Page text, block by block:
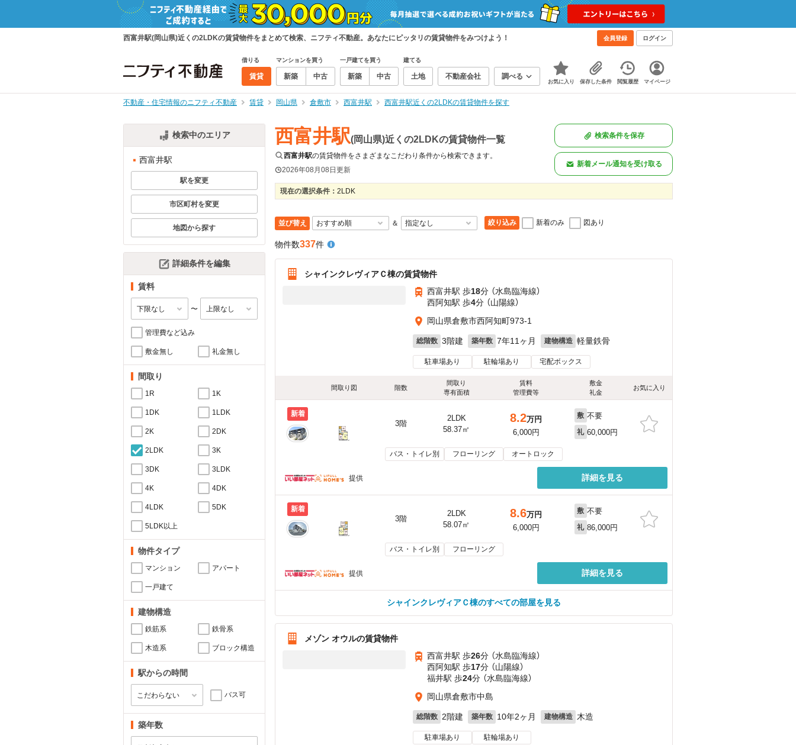
西富井駅(岡山県)近くの2LDKの賃貸物件をまとめて検索、ニフティ不動産。あなたにピッタリの賃貸物件をみつけよう！ 会員登録 ログイン
借りる
賃貸
マンションを買う
新築 中古
一戸建てを買う
新築 中古
建てる
土地 不動産会社 調べる
お気に入り 保存した条件 閲覧履歴 マイページ
不動産・住宅情報のニフティ不動産 賃貸 岡山県 倉敷市 西富井駅 西富井駅近くの2LDKの賃貸物件を探す
検索中のエリア
西富井駅
駅を変更
市区町村を変更
地図から探す
詳細条件を編集
賃料
〜
管理費など込み
敷金無し 礼金無し
間取り
1R 1K
1DK 1LDK
2K 2DK
2LDK 3K
3DK 3LDK
4K 4DK
4LDK 5DK
5LDK以上
物件タイプ
マンション アパート
一戸建て
建物構造
鉄筋系 鉄骨系
木造系 ブロック構造
駅からの時間
バス可
築年数
西富井駅(岡山県)近くの2LDKの賃貸物件一覧
西富井駅の賃貸物件をさまざまなこだわり条件から検索できます。
2026年08月08日更新
検索条件を保存
新着メール通知を受け取る
現在の選択条件： 2LDK
並び替え ＆ 絞り込み 新着のみ 図あり
物件数337件
シャインクレヴィアＣ棟の賃貸物件
西富井駅 歩18分 （水島臨海線）
西阿知駅 歩4分 （山陽線）
岡山県倉敷市西阿知町973-1
総階数 3階建 築年数 7年11ヶ月 建物構造 軽量鉄骨
駐車場あり 駐輪場あり 宅配ボックス
間取り図 階数
間取り
専有面積
賃料
管理費等
敷金
礼金
お気に入り
新着
3階
2LDK
58.37㎡
8.2万円
6,000円
敷 不要
礼 60,000円
バス・トイレ別 フローリング オートロック
提供 詳細を見る
新着
3階
2LDK
58.07㎡
8.6万円
6,000円
敷 不要
礼 86,000円
バス・トイレ別 フローリング
提供 詳細を見る
シャインクレヴィアＣ棟のすべての部屋を見る
メゾン オウルの賃貸物件
西富井駅 歩26分 （水島臨海線）
西阿知駅 歩17分 （山陽線）
福井駅 歩24分 （水島臨海線）
岡山県倉敷市中島
総階数 2階建 築年数 10年2ヶ月 建物構造 木造
駐車場あり 駐輪場あり